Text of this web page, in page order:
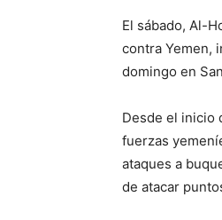
El sábado, Al-
contra Yemen,
domingo en
Desde el inicio
fuerzas
ataques a
de atacar